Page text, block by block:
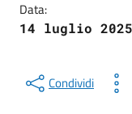
Data:
14 luglio 2025
Condividi